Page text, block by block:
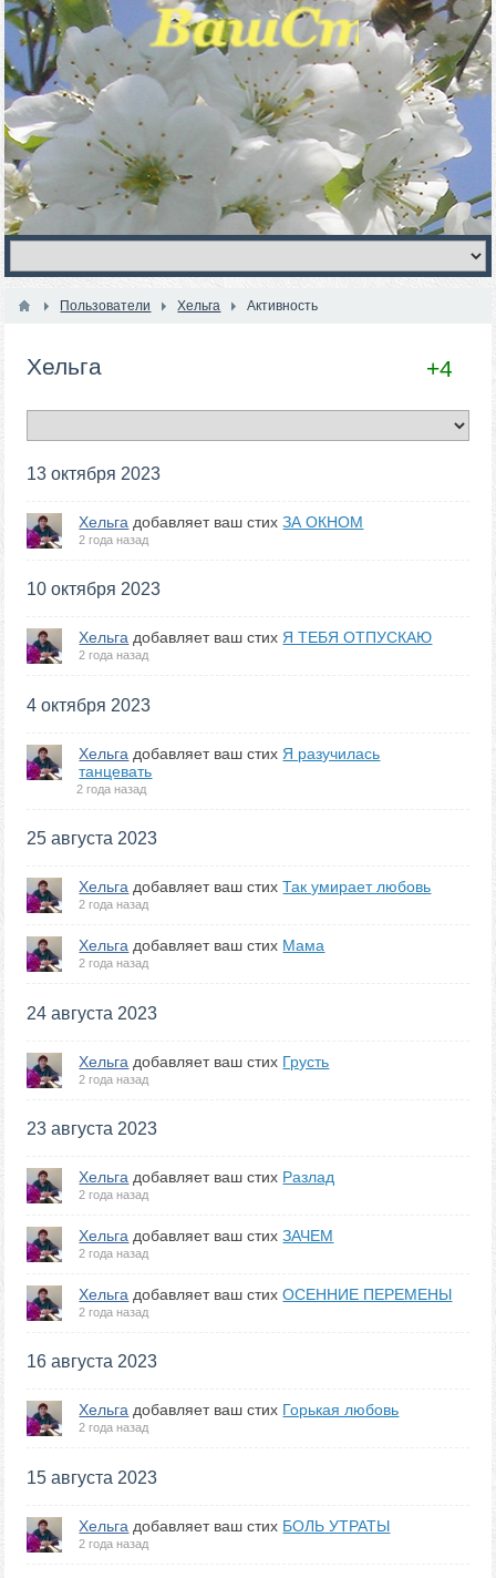
Пользователи Хельга Активность
+4
Хельга
13 октября 2023
Хельга добавляет ваш стихЗА ОКНОМ
2 года назад
10 октября 2023
Хельга добавляет ваш стихЯ ТЕБЯ ОТПУСКАЮ
2 года назад
4 октября 2023
Хельга добавляет ваш стих Я разучилась
танцевать
2 года назад
25 августа 2023
Хельга добавляет ваш стихТак умирает любовь
2 года назад
Хельга добавляет ваш стих Мама
2 года назад
24 августа 2023
Хельга добавляет ваш стих Грусть
2 года назад
23 августа 2023
Хельга добавляет ваш стих Разлад
2 года назад
Хельга добавляет ваш стихЗАЧЕМ
2 года назад
Хельга добавляет ваш стихОСЕННИЕ ПЕРЕМЕНЫ
2 года назад
16 августа 2023
Хельга добавляет ваш стих Горькая любовь
2 года назад
15 августа 2023
Хельга добавляет ваш стих БОЛЬ УТРАТЫ
2 года назад